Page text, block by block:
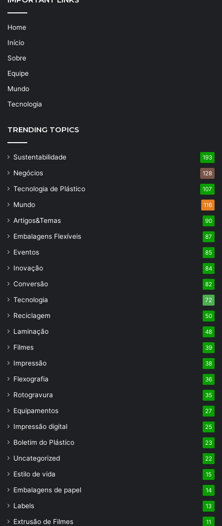
Home
Início
Sobre
Equipe
Mundo
Tecnologia
TRENDING TOPICS
Sustentabilidade 193
Negócios 128
Tecnologia de Plástico 107
Mundo 116
Artigos&Temas 90
Embalagens Flexíveis 87
Eventos 85
Inovação 84
Conversão 82
Tecnologia 72
Reciclagem 50
Laminação 48
Filmes 39
Impressão 38
Flexografia 36
Rotogravura 35
Equipamentos 27
Impressão digital 25
Boletim do Plástico 23
Uncategorized 22
Estilo de vida 15
Embalagens de papel 14
Labels 13
Extrusão de Filmes 11